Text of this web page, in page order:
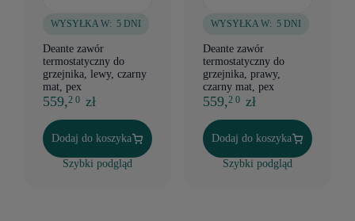
WYSYŁKA W: 5 DNI
Deante zawór
termostatyczny do
grzejnika, lewy, czarny
mat, pex
559,2 0 zł
Dodaj do koszyka
Szybki podgląd
WYSYŁKA W: 5 DNI
Deante zawór
termostatyczny do
grzejnika, prawy,
czarny mat, pex
559,2 0 zł
Dodaj do koszyka
Szybki podgląd